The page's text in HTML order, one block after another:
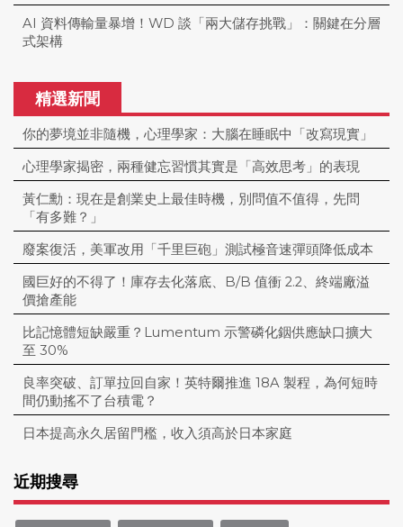
AI 資料傳輸量暴增！WD 談「兩大儲存挑戰」：關鍵在分層
式架構
精選新聞
你的夢境並非隨機，心理學家：大腦在睡眠中「改寫現實」
心理學家揭密，兩種健忘習慣其實是「高效思考」的表現
黃仁勳：現在是創業史上最佳時機，別問值不值得，先問
「有多難？」
廢案復活，美軍改用「千里巨砲」測試極音速彈頭降低成本
國巨好的不得了！庫存去化落底、B/B 值衝 2.2、終端廠溢
價搶產能
比記憶體短缺嚴重？Lumentum 示警磷化銦供應缺口擴大
至 30%
良率突破、訂單拉回自家！英特爾推進 18A 製程，為何短時
間仍動搖不了台積電？
日本提高永久居留門檻，收入須高於日本家庭
近期搜尋